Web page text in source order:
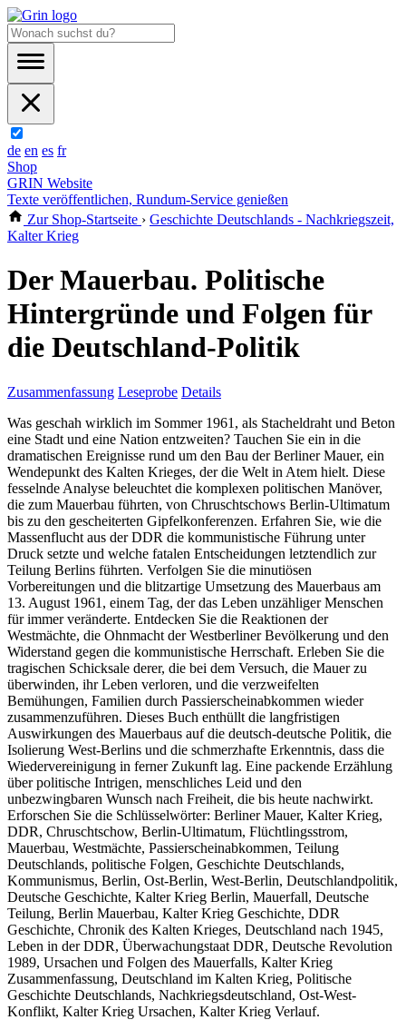
de en es fr
Shop
GRIN Website
Texte veröffentlichen, Rundum-Service genießen
Zur Shop-Startseite › Geschichte Deutschlands - Nachkriegszeit,
Kalter Krieg
Der Mauerbau. Politische
Hintergründe und Folgen für
die Deutschland-Politik
Zusammenfassung Leseprobe Details
Was geschah wirklich im Sommer 1961, als Stacheldraht und Beton
eine Stadt und eine Nation entzweiten? Tauchen Sie ein in die
dramatischen Ereignisse rund um den Bau der Berliner Mauer, ein
Wendepunkt des Kalten Krieges, der die Welt in Atem hielt. Diese
fesselnde Analyse beleuchtet die komplexen politischen Manöver,
die zum Mauerbau führten, von Chruschtschows Berlin-Ultimatum
bis zu den gescheiterten Gipfelkonferenzen. Erfahren Sie, wie die
Massenflucht aus der DDR die kommunistische Führung unter
Druck setzte und welche fatalen Entscheidungen letztendlich zur
Teilung Berlins führten. Verfolgen Sie die minutiösen
Vorbereitungen und die blitzartige Umsetzung des Mauerbaus am
13. August 1961, einem Tag, der das Leben unzähliger Menschen
für immer veränderte. Entdecken Sie die Reaktionen der
Westmächte, die Ohnmacht der Westberliner Bevölkerung und den
Widerstand gegen die kommunistische Herrschaft. Erleben Sie die
tragischen Schicksale derer, die bei dem Versuch, die Mauer zu
überwinden, ihr Leben verloren, und die verzweifelten
Bemühungen, Familien durch Passierscheinabkommen wieder
zusammenzuführen. Dieses Buch enthüllt die langfristigen
Auswirkungen des Mauerbaus auf die deutsch-deutsche Politik, die
Isolierung West-Berlins und die schmerzhafte Erkenntnis, dass die
Wiedervereinigung in ferner Zukunft lag. Eine packende Erzählung
über politische Intrigen, menschliches Leid und den
unbezwingbaren Wunsch nach Freiheit, die bis heute nachwirkt.
Erforschen Sie die Schlüsselwörter: Berliner Mauer, Kalter Krieg,
DDR, Chruschtschow, Berlin-Ultimatum, Flüchtlingsstrom,
Mauerbau, Westmächte, Passierscheinabkommen, Teilung
Deutschlands, politische Folgen, Geschichte Deutschlands,
Kommunismus, Berlin, Ost-Berlin, West-Berlin, Deutschlandpolitik,
Deutsche Geschichte, Kalter Krieg Berlin, Mauerfall, Deutsche
Teilung, Berlin Mauerbau, Kalter Krieg Geschichte, DDR
Geschichte, Chronik des Kalten Krieges, Deutschland nach 1945,
Leben in der DDR, Überwachungstaat DDR, Deutsche Revolution
1989, Ursachen und Folgen des Mauerfalls, Kalter Krieg
Zusammenfassung, Deutschland im Kalten Krieg, Politische
Geschichte Deutschlands, Nachkriegsdeutschland, Ost-West-
Konflikt, Kalter Krieg Ursachen, Kalter Krieg Verlauf.